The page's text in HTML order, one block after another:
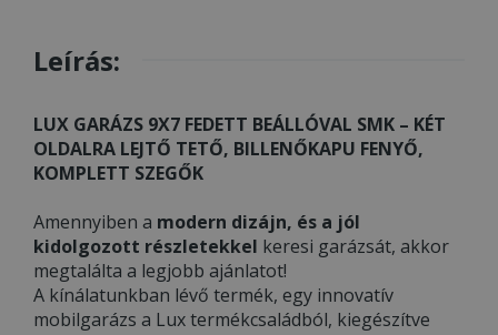
Leírás:
LUX GARÁZS 9X7 FEDETT BEÁLLÓVAL SMK – KÉT
OLDALRA LEJTŐ TETŐ, BILLENŐKAPU FENYŐ,
KOMPLETT SZEGŐK
Amennyiben a modern dizájn, és a jól
kidolgozott részletekkel keresi garázsát, akkor
megtalálta a legjobb ajánlatot!
A kínálatunkban lévő termék, egy innovatív
mobilgarázs a Lux termékcsaládból, kiegészítve